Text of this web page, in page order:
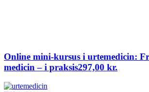
Online mini-kursus i urtemedicin:
medicin – i praksis297,00 kr.